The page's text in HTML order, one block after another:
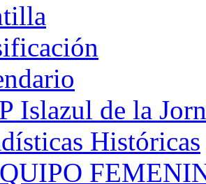
Islazul de la
Históricas